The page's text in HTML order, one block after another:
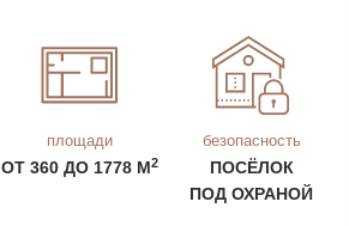
площади
ОТ 360 ДО 1778 М2
безопасность
ПОСЁЛОК
ПОД ОХРАНОЙ